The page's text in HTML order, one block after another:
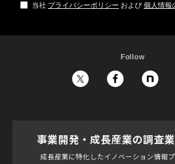
当社 プライバシーポリシー および 個人情報
Follow
事業開発・成長産業の調査
成長産業に特化したイノベーション情報